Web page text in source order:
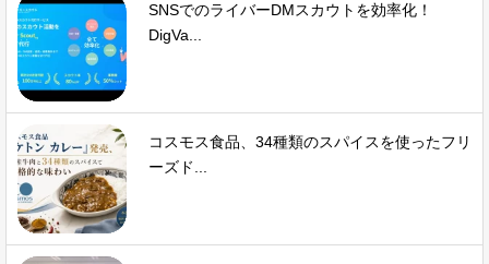
SNSでのライバーDMスカウトを効率化！
DigVa...
コスモス食品、34種類のスパイスを使ったフリ
ーズド...